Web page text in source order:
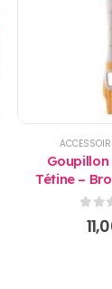
Tétine –
Extra
Sans 0sur